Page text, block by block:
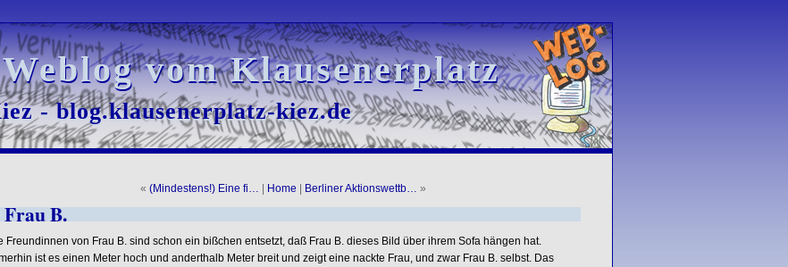
vom Klausenerplatz
vom Klausenerplatz
- blog.klausenerplatz-kiez.de
- blog.klausenerplatz-kiez.de
« (Mindestens!) Eine fi… Home Berliner Aktionswettb… »
Frau B.
Freundinnen von Frau B. sind schon ein bißchen entsetzt, daß Frau B. dieses Bild über ihrem Sofa hängen hat.
ist es einen Meter hoch und anderthalb Meter breit und zeigt eine nackte Frau, und zwar Frau B. selbst. Das